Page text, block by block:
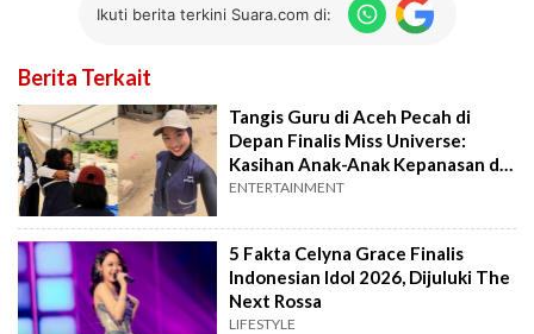
Ikuti berita terkini Suara.com di:
Berita Terkait
Tangis Guru di Aceh Pecah di
Depan Finalis Miss Universe:
Kasihan Anak-Anak Kepanasan di
Tenda
ENTERTAINMENT
5 Fakta Celyna Grace Finalis
Indonesian Idol 2026, Dijuluki The
Next Rossa
LIFESTYLE